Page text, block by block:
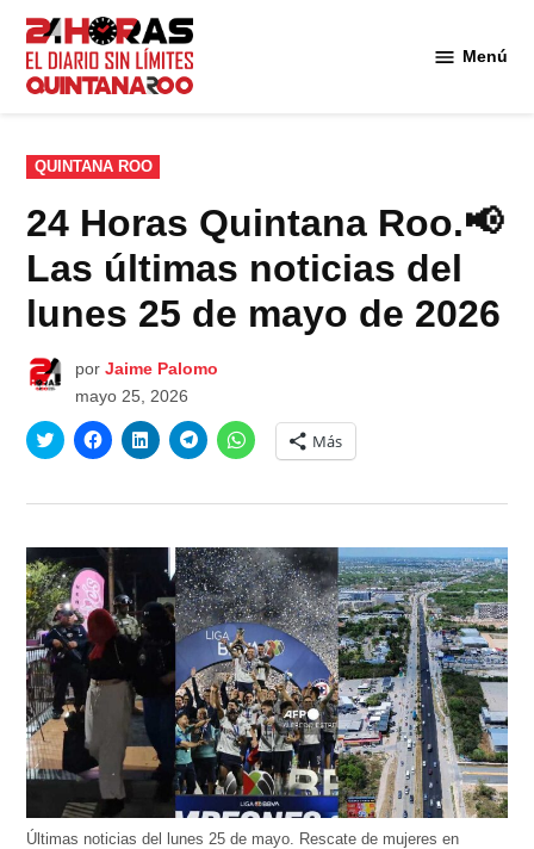
Saltar
contenido
Menú
PUBLICADO
EN
QUINTANA ROO
24 Horas Quintana Roo.📢
Las últimas noticias del
lunes 25 de mayo de 2026
por Jaime Palomo
mayo 25, 2026
Haz
clic
en
abre
en
una
ventana
nueva)
Haz
clic
en
abre
en
una
ventana
nueva)
Haz
clic
en
abre
una
ventana
nueva)
Haz
clic
en
abre
en
una
ventana
nueva)
Haz
clic
para
en
abre
en
una
ventana
nueva)
Más
Últimas noticias del lunes 25 de mayo. Rescate de mujeres en